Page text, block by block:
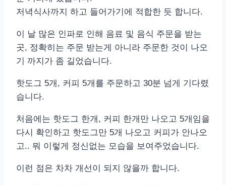
저녁식사까지 하고 들어가기에 적합한 듯 합니다.
이 날 많은 인파로 인해 음료 및 음식 주문을 받는
곳, 정확히는 주문 받는게 아니라 주문한 것이 나오
기 까지가 좀 길었습니다.
핫도그 5개, 커피 5개를 주문하고 30분 넘게 기다렸
습니다.
처음에는 핫도그 한개, 커피 한개만 나오고 5개임을
다시 확인하고 핫도그만 5개 나오고 커피가 안나오
고.. 뭐 이렇게 정신없는 모습을 보여주었습니다.
이런 점은 차차 개선이 되지 않을까 합니다.